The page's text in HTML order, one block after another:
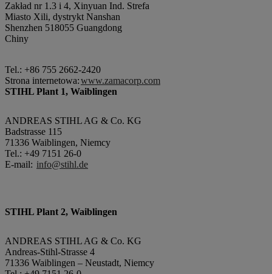
Zakład nr 1.3 i 4, Xinyuan Ind. Strefa
Miasto Xili, dystrykt Nanshan
Shenzhen 518055 Guangdong
Chiny
Tel.: +86 755 2662-2420
Strona internetowa:www.zamacorp.com
STIHL Plant 1, Waiblingen
ANDREAS STIHL AG & Co. KG
Badstrasse 115
71336 Waiblingen, Niemcy
Tel.: +49 7151 26-0
E-mail: info@stihl.de
STIHL Plant 2, Waiblingen
ANDREAS STIHL AG & Co. KG
Andreas-Stihl-Strasse 4
71336 Waiblingen – Neustadt, Niemcy